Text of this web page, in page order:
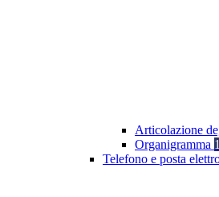
Articolazione
Organigramma 1
Telefono e posta